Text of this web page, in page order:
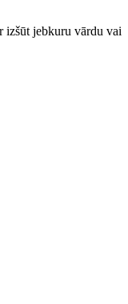
izšūt jebkuru vārdu vai